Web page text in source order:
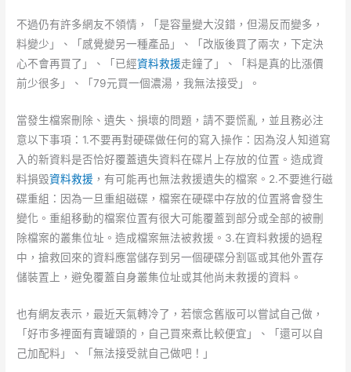
不過仍有許多網友不領情，「是容量變大沒錯，但湯反而變多，
料變少」、「感覺變另一種產品」、「改版後買了兩次，下定決
心不會再買了」、「已經資料救援走鐘了」、「料是真的比漲價
前少很多」、「79元買一個濃湯，我無法接受」。
當發生檔案刪除、遺失、損壞的問題，請不要慌亂，並且務必注
意以下事項：1.不要再對硬碟做任何的寫入操作：因為沒人知道寫
入的新資料是否恰好覆蓋遺失資料在碟片上存放的位置。造成資
料損毀資料救援 ，有可能再也無法救援遺失的檔案。2.不要進行磁
碟重組：因為一旦重組磁碟，檔案在硬碟中存放的位置將會發生
變化。重組移動的檔案位置有很大可能覆蓋到部分或全部的被刪
除檔案的叢集位址。造成檔案無法被救援。3.在資料救援的過程
中，搶救回來的資料應當儲存到另一個硬碟分割區或其他外置存
儲裝置上，避免覆蓋自身叢集位址或其他尚未救援的資料。
也有網友表示，最近天氣轉冷了，若懷念舊版可以嘗試自己做，
「好市多裡面有賣罐頭的，自己買來煮比較便宜」、「還可以自
己加配料」、「無法接受就自己做吧！」